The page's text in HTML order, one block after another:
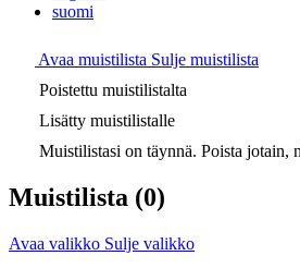
suomi
Avaa muistilista Sulje muistilista
Poistettu muistilistalta
Lisätty muistilistalle
Muistilistasi on täynnä. Poista jotain,
Muistilista (0)
Avaa valikko Sulje valikko